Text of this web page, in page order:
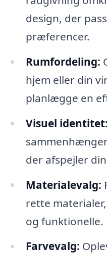
design, der
præferencer.
Rumfordeling:
hjem eller din
planlægge en
Visuel identitet:
der afspejler
Materialevalg:
rette
og funktionelle.
Farvevalg: